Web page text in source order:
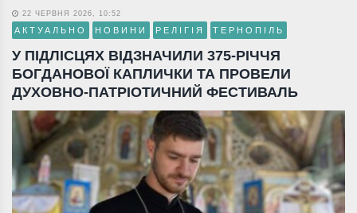
22 ЧЕРВНЯ 2026, 10:52
АКТУАЛЬНО НОВИНИ РЕЛІГІЯ ТЕРНОПІЛЬ
У ПІДЛІСЦЯХ ВІДЗНАЧИЛИ 375-РІЧЧЯ
БОГДАНОВОЇ КАПЛИЧКИ ТА ПРОВЕЛИ
ДУХОВНО-ПАТРІОТИЧНИЙ ФЕСТИВАЛЬ